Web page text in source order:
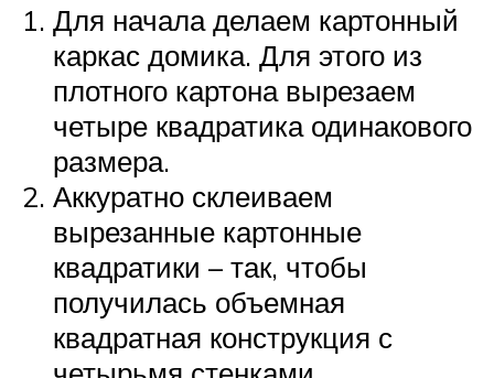
Для начала делаем картонный
каркас домика. Для этого из
плотного картона вырезаем
четыре квадратика одинакового
размера.
Аккуратно склеиваем
вырезанные картонные
квадратики – так, чтобы
получилась объемная
квадратная конструкция с